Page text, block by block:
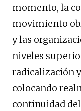
momento, la
movimiento
y las
niveles
radicalización
colocando
continuidad